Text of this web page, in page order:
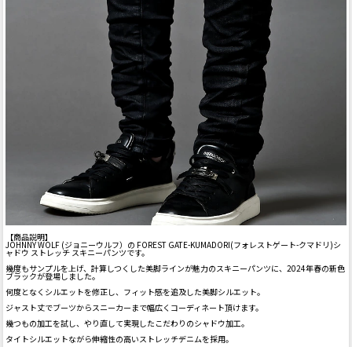
【商品説明】
JOHNNY WOLF (ジョニーウルフ）の FOREST GATE-KUMADORI(フォレストゲート-クマドリ)シ
ャドウ ストレッチ スキニーパンツです。
幾度もサンプルを上げ、計算しつくした美脚ラインが魅力のスキニーパンツに、2024年春の新色
ブラックが登場しました。
何度となくシルエットを修正し、フィット感を追及した美脚シルエット。
ジャスト丈でブーツからスニーカーまで幅広くコーディネート頂けます。
幾つもの加工を試し、やり直して実現したこだわりのシャドウ加工。
タイトシルエットながら伸縮性の高いストレッチデニムを採用。